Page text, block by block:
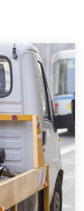
sloopauto te
kunnen uw
. Neem
Vul
auto's van
Audi, BMW,